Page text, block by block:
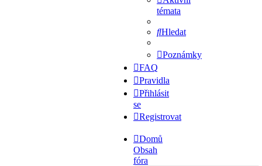
témata
Hledat
Poznámky
FAQ
Pravidla
Přihlásit
se
Registrovat
Domů
Obsah
fóra